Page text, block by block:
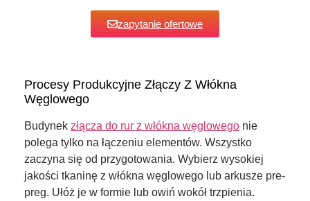
zapytanie ofertowe
Procesy Produkcyjne Złączy Z Włókna
Węglowego
Budynek złącza do rur z włókna węglowego nie
polega tylko na łączeniu elementów. Wszystko
zaczyna się od przygotowania. Wybierz wysokiej
jakości tkaninę z włókna węglowego lub arkusze pre-
preg. Ułóż je w formie lub owiń wokół trzpienia.